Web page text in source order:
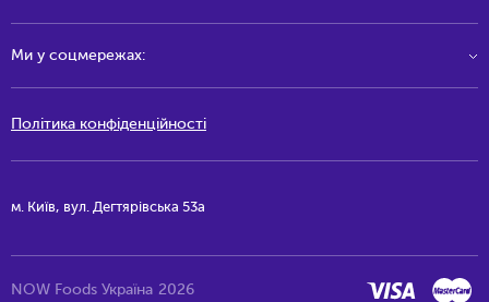
Ми у соцмережах:
Політика конфіденційності
м. Київ, вул. Дегтярівська 53а
NOW Foods Україна 2026